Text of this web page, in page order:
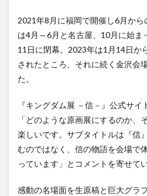
2021年8月に福岡で開催し6月か
は4月～6月と名古屋、10月に始ま
11日に閉幕。2023年は1月14日か
されたところ、それに続く金沢会
た。
『キングダム展 －信－』公式サ
「どのような原画展にするのか、
楽しいです。サブタイトルは『信
むのではなく、信の物語を会場で
っています」とコメントを寄せてい
感動の名場面を生原稿と巨大グラ